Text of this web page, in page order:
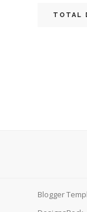
TOTAL
Blogger